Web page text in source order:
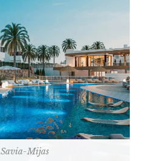
Savia-Mijas